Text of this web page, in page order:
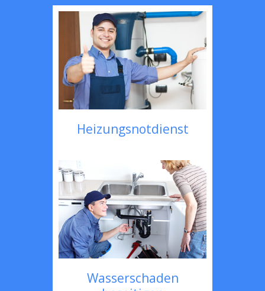
Heizungsnotdienst
Wasserschaden